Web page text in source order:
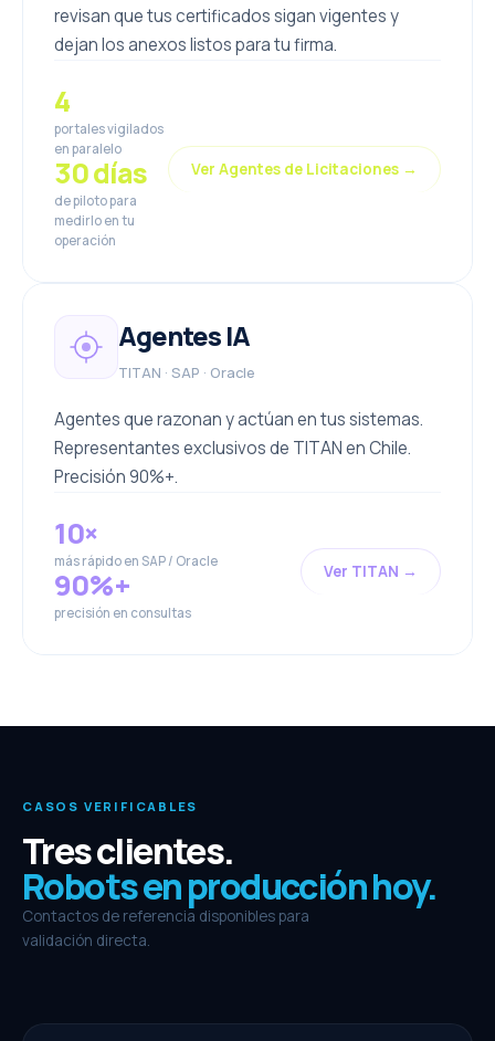
revisan que tus certificados sigan vigentes y
dejan los anexos listos para tu firma.
4
portales vigilados
en paralelo
30 días
de piloto para
medirlo en tu
operación
Ver Agentes de Licitaciones →
Agentes IA
TITAN · SAP · Oracle
Agentes que razonan y actúan en tus sistemas.
Representantes exclusivos de TITAN en Chile.
Precisión 90%+.
10×
más rápido en SAP / Oracle
90%+
precisión en consultas
Ver TITAN →
CASOS VERIFICABLES
Tres clientes.
Robots en producción hoy.
Contactos de referencia disponibles para
validación directa.